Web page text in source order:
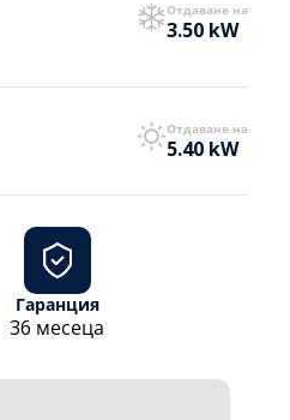
Отдаване на
3.50 kW
Отдаване на
5.40 kW
Гаранция
36 месеца